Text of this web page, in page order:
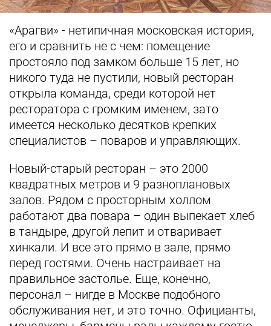
«Арагви» - нетипичная московская история,
его и сравнить не с чем: помещение
простояло под замком больше 15 лет, но
никого туда не пустили, новый ресторан
открыла команда, среди которой нет
ресторатора с громким именем, зато
имеется несколько десятков крепких
специалистов – поваров и управляющих.
Новый-старый ресторан – это 2000
квадратных метров и 9 разноплановых
залов. Рядом с просторным холлом
работают два повара – один выпекает хлеб
в тандыре, другой лепит и отваривает
хинкали. И все это прямо в зале, прямо
перед гостями. Очень настраивает на
правильное застолье. Еще, конечно,
персонал – нигде в Москве подобного
обслуживания нет, и это точно. Официанты,